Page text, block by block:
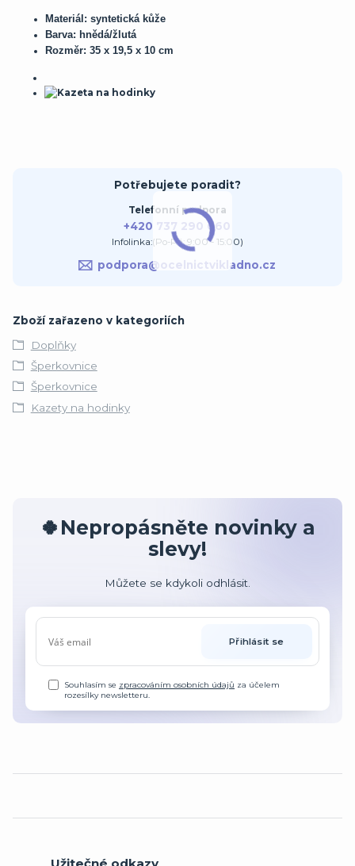
Materiál: syntetická kůže
Barva: hnědá/žlutá
Rozměr: 35 x 19,5 x 10 cm
Potřebujete poradit?
Telefonní podpora
+420 737 290 660
Infolinka:(Po-Pá: 9:00 - 15:00)
podpora@ocelnictvikladno.cz
Zboží zařazeno v kategoriích
Doplňky
Šperkovnice
Šperkovnice
Kazety na hodinky
🍀Nepropásněte novinky a
slevy!
Můžete se kdykoli odhlásit.
Přihlásit se
Souhlasím se zpracováním osobních údajů za účelem
rozesílky newsletteru.